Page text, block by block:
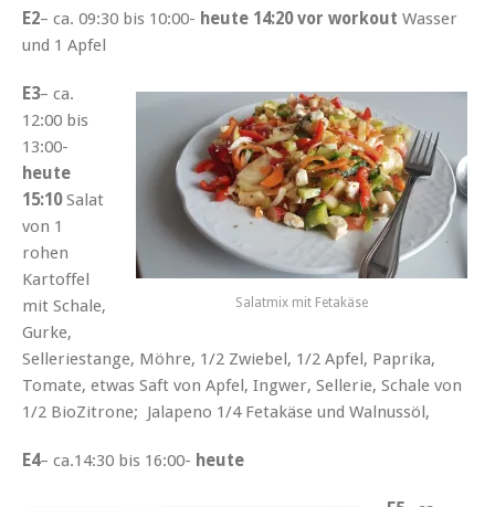
E2– ca. 09:30 bis 10:00- heute 14:20 vor workout Wasser
und 1 Apfel
Salatmix mit Fetakäse
E3– ca.
12:00 bis
13:00-
heute
15:10Salat
von 1
rohen
Kartoffel
mit Schale,
Gurke,
Selleriestange, Möhre, 1/2 Zwiebel, 1/2 Apfel, Paprika,
Tomate, etwas Saft von Apfel, Ingwer, Sellerie, Schale von
1/2 BioZitrone; Jalapeno 1/4 Fetakäse und Walnussöl,
E4– ca.14:30 bis 16:00- heute